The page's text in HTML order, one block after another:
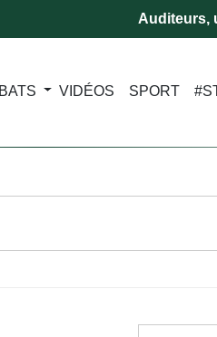
Auditeurs,
VIDÉOS SPORT